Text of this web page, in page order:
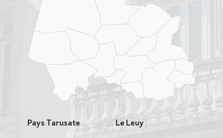
Pays Tarusate Le Leuy